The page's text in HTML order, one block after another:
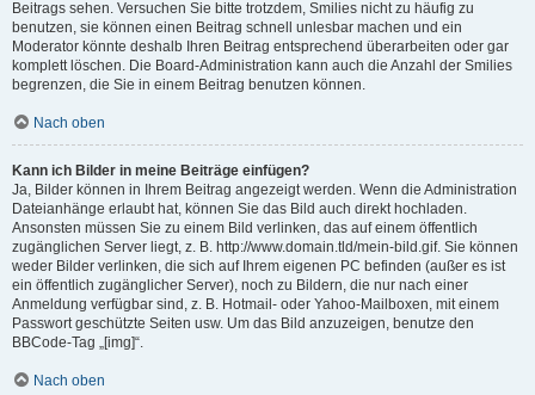
Beitrags sehen. Versuchen Sie bitte trotzdem, Smilies nicht zu häufig zu
benutzen, sie können einen Beitrag schnell unlesbar machen und ein
Moderator könnte deshalb Ihren Beitrag entsprechend überarbeiten oder gar
komplett löschen. Die Board-Administration kann auch die Anzahl der Smilies
begrenzen, die Sie in einem Beitrag benutzen können.
Nach oben
Kann ich Bilder in meine Beiträge einfügen?
Ja, Bilder können in Ihrem Beitrag angezeigt werden. Wenn die Administration
Dateianhänge erlaubt hat, können Sie das Bild auch direkt hochladen.
Ansonsten müssen Sie zu einem Bild verlinken, das auf einem öffentlich
zugänglichen Server liegt, z. B. http://www.domain.tld/mein-bild.gif. Sie können
weder Bilder verlinken, die sich auf Ihrem eigenen PC befinden (außer es ist
ein öffentlich zugänglicher Server), noch zu Bildern, die nur nach einer
Anmeldung verfügbar sind, z. B. Hotmail- oder Yahoo-Mailboxen, mit einem
Passwort geschützte Seiten usw. Um das Bild anzuzeigen, benutze den
BBCode-Tag „[img]“.
Nach oben